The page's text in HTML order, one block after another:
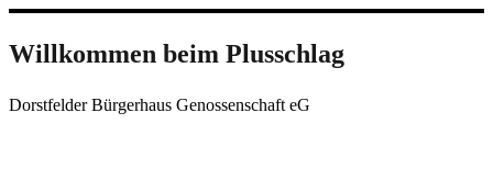
Willkommen beim Plusschlag
Dorstfelder Bürgerhaus Genossenschaft eG